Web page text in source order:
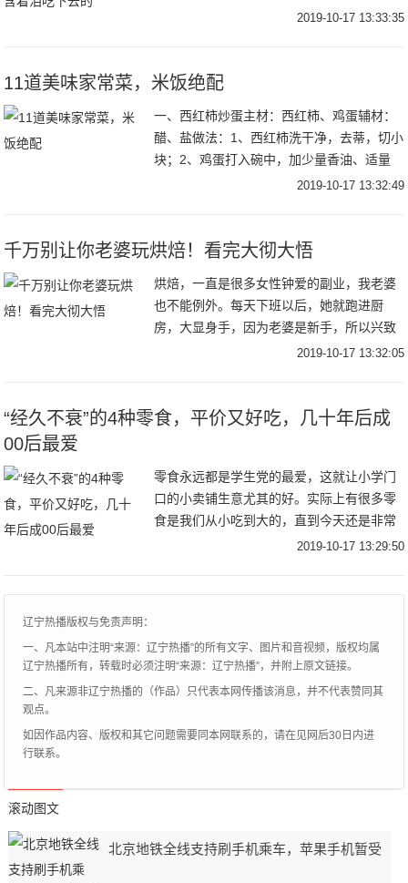
产”真的是接受不了啊，面对着室友的热情，
2019-10-17 13:33:35
11道美味家常菜，米饭绝配
一、西红柿炒蛋主材：西红柿、鸡蛋辅材：
醋、盐做法：1、西红柿洗干净，去蒂，切小
块；2、鸡蛋打入碗中，加少量香油、适量
盐、几滴醋，搅拌均匀（加醋或加酒的鸡
2019-10-17 13:32:49
千万别让你老婆玩烘焙！看完大彻大悟
烘焙，一直是很多女性钟爱的副业，我老婆
也不能例外。每天下班以后，她就跑进厨
房，大显身手，因为老婆是新手，所以兴致
勃勃地从网站下载了许多烘焙教程视频，选
2019-10-17 13:32:05
“经久不衰”的4种零食，平价又好吃，几十年后成
00后最爱
零食永远都是学生党的最爱，这就让小学门
口的小卖铺生意尤其的好。实际上有很多零
食是我们从小吃到大的，直到今天还是非常
的受欢迎。今天，小编就来说4种“经久不衰”
2019-10-17 13:29:50
辽宁热播版权与免责声明：
一、凡本站中注明“来源：辽宁热播”的所有文字、图片和音视频，版权均属
辽宁热播所有，转载时必须注明“来源：辽宁热播”，并附上原文链接。
二、凡来源非辽宁热播的（作品）只代表本网传播该消息，并不代表赞同其
观点。
如因作品内容、版权和其它问题需要同本网联系的，请在见网后30日内进
行联系。
滚动图文
北京地铁全线支持刷手机乘车，苹果手机暂受